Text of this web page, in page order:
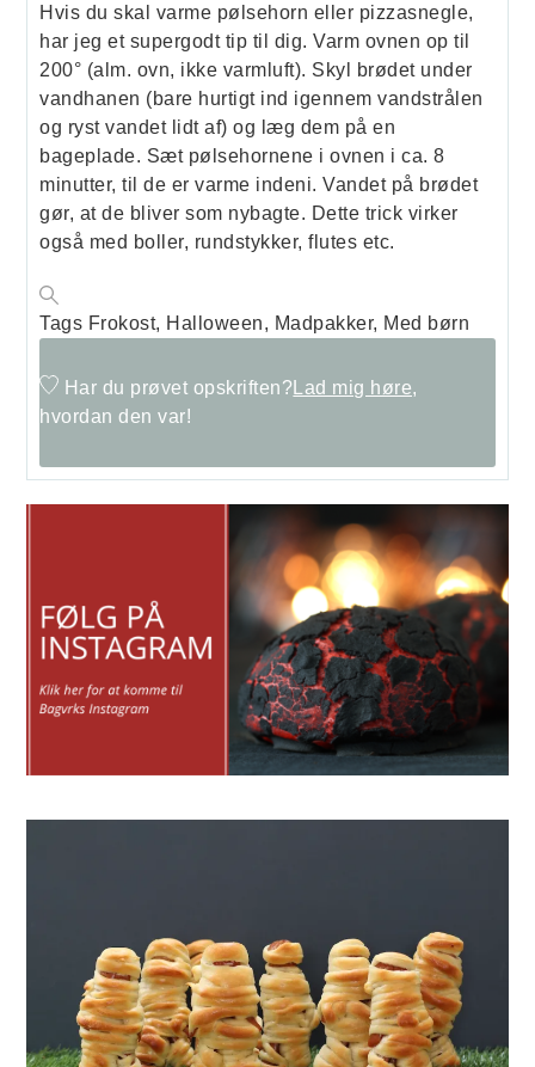
Hvis du skal varme pølsehorn eller pizzasnegle,
har jeg et supergodt tip til dig. Varm ovnen op til
200° (alm. ovn, ikke varmluft). Skyl brødet under
vandhanen (bare hurtigt ind igennem vandstrålen
og ryst vandet lidt af) og læg dem på en
bageplade. Sæt pølsehornene i ovnen i ca. 8
minutter, til de er varme indeni. Vandet på brødet
gør, at de bliver som nybagte. Dette trick virker
også med boller, rundstykker, flutes etc.
Tags Frokost, Halloween, Madpakker, Med børn
Har du prøvet opskriften? Lad mig høre,
hvordan den var!